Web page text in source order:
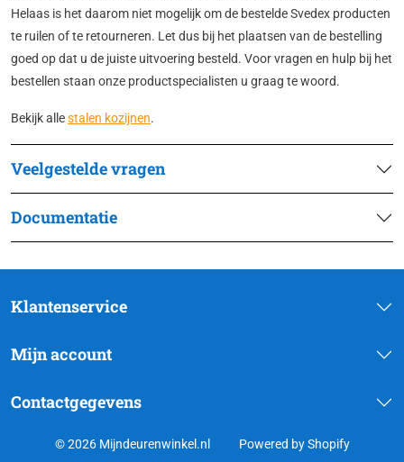
Helaas is het daarom niet mogelijk om de bestelde Svedex producten
te ruilen of te retourneren. Let dus bij het plaatsen van de bestelling
goed op dat u de juiste uitvoering besteld. Voor vragen en hulp bij het
bestellen staan onze productspecialisten u graag te woord.
Bekijk allestalen kozijnen.
Veelgestelde vragen
Documentatie
Klantenservice
Mijn account
Contactgegevens
© 2026 Mijndeurenwinkel.nl Powered by Shopify